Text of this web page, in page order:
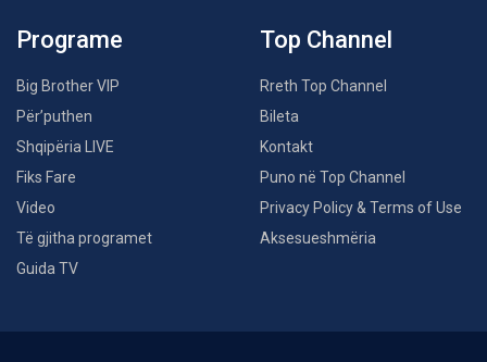
Programe
Big Brother VIP
Për’puthen
Shqipëria LIVE
Fiks Fare
Video
Të gjitha programet
Guida TV
Top Channel
Rreth Top Channel
Bileta
Kontakt
Puno në Top Channel
Privacy Policy & Terms of Use
Aksesueshmëria